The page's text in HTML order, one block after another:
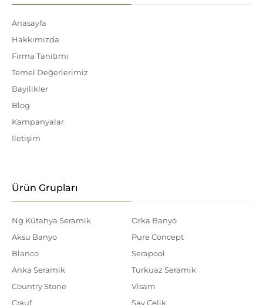
Anasayfa
Hakkımızda
Firma Tanıtımı
Temel Değerlerimiz
Bayilikler
Blog
Kampanyalar
İletişim
Ürün Grupları
Ng Kütahya Seramik
Aksu Banyo
Blanco
Anka Seramik
Country Stone
Crauf
Orka Banyo
Pure Concept
Serapool
Turkuaz Seramik
Visam
Say Çelik